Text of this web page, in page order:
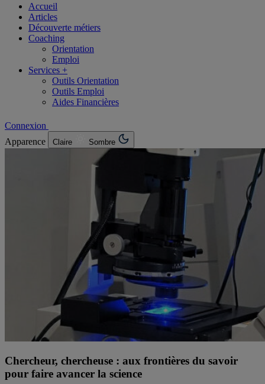
Accueil
Articles
Découverte métiers
Coaching
Orientation
Emploi
Services +
Outils Orientation
Outils Emploi
Aides Financières
Connexion
Apparence
Claire Sombre
Chercheur, chercheuse : aux frontières du savoir
pour faire avancer la science